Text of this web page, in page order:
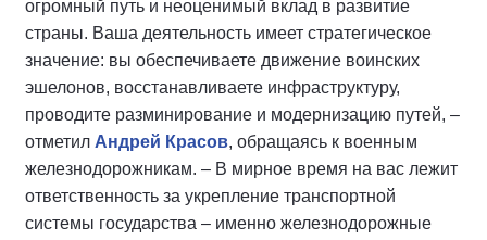
огромный путь и неоценимый вклад в развитие
страны. Ваша деятельность имеет стратегическое
значение: вы обеспечиваете движение воинских
эшелонов, восстанавливаете инфраструктуру,
проводите разминирование и модернизацию путей, –
отметил Андрей Красов, обращаясь к военным
железнодорожникам. – В мирное время на вас лежит
ответственность за укрепление транспортной
системы государства – именно железнодорожные